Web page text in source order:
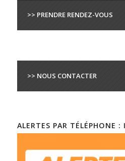
>> PRENDRE RENDEZ-VOUS
>> NOUS CONTACTER
ALERTES PAR TÉLÉPHONE